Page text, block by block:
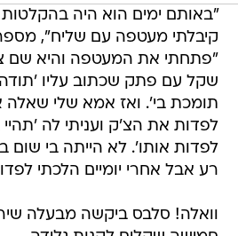
"באותם ימים הוא היה בהקלטות
קיבלתי מעטפה עם שליח",
"פתחתי את המעטפה והיא שם
שקל עם פתק שכתוב עליו
תומכת בי'. ואז אמא שלי שאלה
לפדות את הצ'ק ועניתי לה
לפדות אותו'. לא הייתה בי
רע אבל אחרי יומיים הלכתי
וואלה! סלבס ביקשה מבעלה